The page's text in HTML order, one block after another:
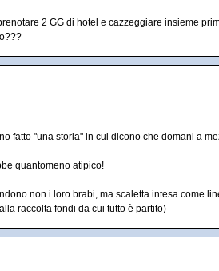
2 GG di hotel e cazzeggiare insieme
fatto "una storia" in cui dicono che domani a
quantomeno atipico!
non i loro brabi, ma scaletta intesa come
raccolta fondi da cui tutto è partito)